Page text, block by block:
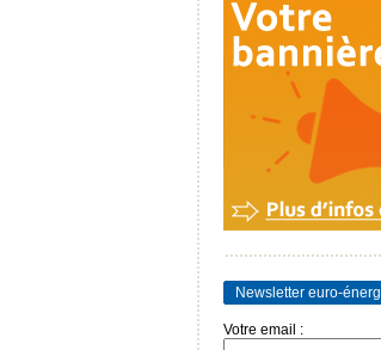
Newsletter euro-
Votre email :